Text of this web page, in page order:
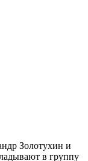
Золотухин и
в группу